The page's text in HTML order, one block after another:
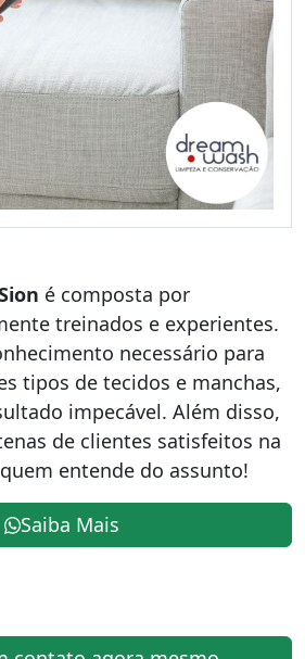
é composta por
treinados e experientes.
necessário para
tipos de tecidos e manchas,
impecável. Além disso,
de clientes satisfeitos na
entende do assunto!
Saiba Mais